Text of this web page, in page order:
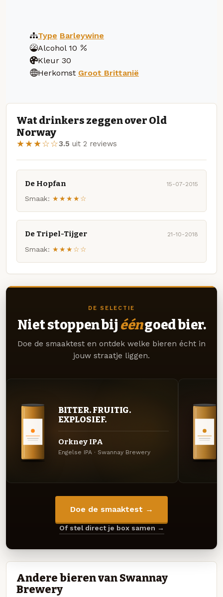
Type Barleywine
Alcohol 10
Kleur 30
Herkomst Groot Brittanië
Wat drinkers zeggen over Old
Norway
★★★☆☆3.5 uit 2 reviews
De Hopfan 15-07-2015
Smaak: ★★★★☆
De Tripel-Tijger 21-10-2018
Smaak: ★★★☆☆
DE SELECTIE
Niet stoppen bij ééngoed bier.
Doe de smaaktest en ontdek welke bieren écht in
jouw straatje liggen.
BITTER. FRUITIG.
EXPLOSIEF.
Orkney IPA
Engelse IPA · Swannay Brewery
Doe de smaaktest →
Of stel direct je box samen →
Andere bieren van Swannay
Brewery